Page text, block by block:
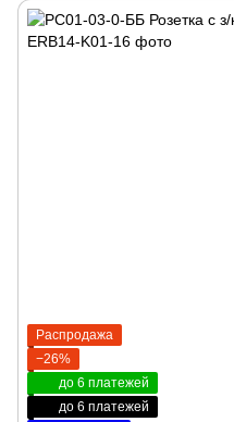
Распродажа
−26%
до 6 платежей
до 6 платежей